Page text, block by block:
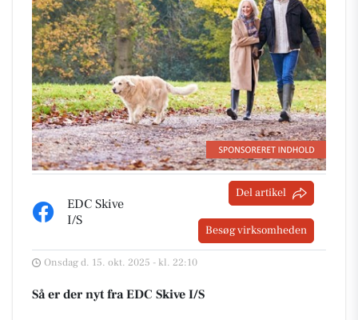
EDC Skive
I/S
Del artikel
Besøg virksomheden
Onsdag d. 15. okt. 2025 - kl. 22:10
Så er der nyt fra EDC Skive I/S